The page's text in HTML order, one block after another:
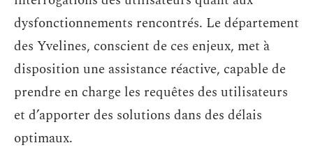
dysfonctionnements rencontrés. Le département
des Yvelines, conscient de ces enjeux, met à
disposition une assistance réactive, capable de
prendre en charge les requêtes des utilisateurs
et d’apporter des solutions dans des délais
optimaux.